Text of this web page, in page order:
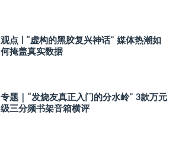
观点 | “虚构的黑胶复兴神话” 媒体热潮如
何掩盖真实数据
专题｜“发烧友真正入门的分水岭” 3款万元
级三分频书架音箱横评